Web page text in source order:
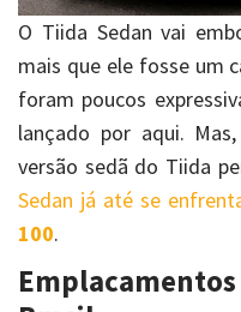
O Tiida Sedan vai
mais que ele fosse um
foram poucos
lançado por aqui.
versão sedã do Tiida
Sedan já até se
100.